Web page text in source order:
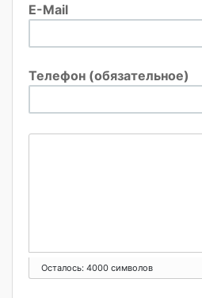
E-Mail
Телефон (обязательное)
Осталось: 4000 символов